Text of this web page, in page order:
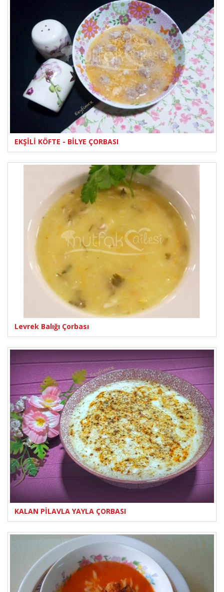
EKŞİLİ KÖFTE - BİLYE ÇORBASI
Levrek Balığı Çorbası
KALAN PİLAVLA YAYLA ÇORBASI